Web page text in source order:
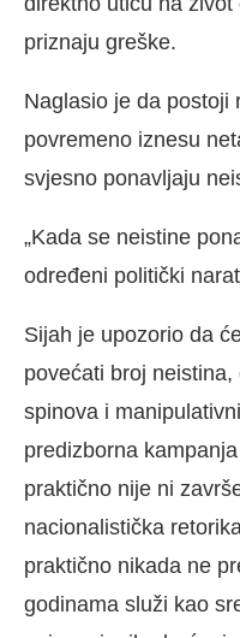
priznaju greške.
Naglasio je da postoji
povremeno iznesu
svjesno ponavljaju
„Kada se neistine
određeni politički
Sijah je upozorio da
povećati broj
spinova i
predizborna
praktično nije ni
nacionalistička
praktično nikada ne
godinama služi kao